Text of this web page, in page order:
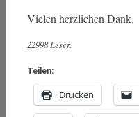
Vielen herzlichen Dank.
22998 Leser.
Teilen:
Drucken